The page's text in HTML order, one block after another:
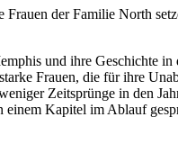
der Familie North
und ihre Geschichte
Frauen, die für ihre
Zeitsprünge in den
Kapitel im Ablauf